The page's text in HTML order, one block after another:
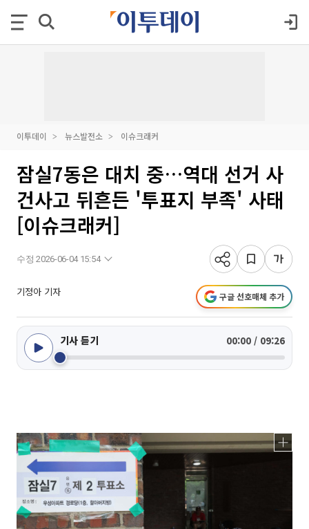
이투데이 뉴스발전소 이슈크래커
잠실7동은 대치 중…역대 선거 사
건사고 뒤흔든 '투표지 부족' 사태
[이슈크래커]
수정 2026-06-04 15:54
기정아 기자 구글 선호매체 추가
기사 듣기 00:00 / 09:26